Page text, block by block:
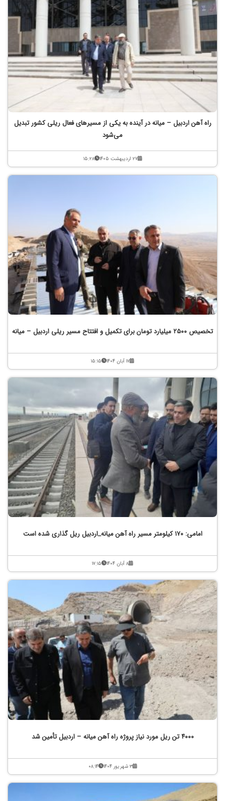
راه آهن اردبیل – میانه در آینده به یکی از مسیرهای فعال ریلی کشور تبدیل
می‌شود
۲۷ اردیبهشت ۱۴۰۵ ۱۵:۲۸
تخصیص ۲۵۰۰ میلیارد تومان برای تکمیل و افتتاح مسیر ریلی اردبیل – میانه
۱۷ آبان ۱۴۰۴ ۱۵:۱۵
امامی: ۱۷۰ کیلومتر مسیر راه آهن میانه_اردبیل ریل گذاری شده است
۸ آبان ۱۴۰۴ ۱۷:۱۵
۴۰۰۰ تن ریل مورد نیاز پروژه راه آهن میانه – اردبیل تأمین شد
۳ شهریور ۱۴۰۴ ۰۸:۱۴